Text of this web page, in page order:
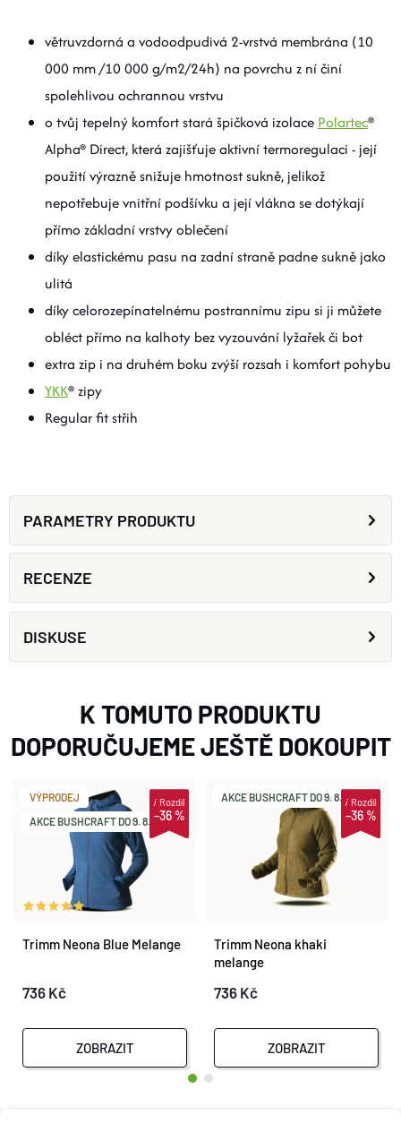
větruvzdorná a vodoodpudivá 2-vrstvá membrána (10
000 mm /10 000 g/m2/24h) na povrchu z ní činí
spolehlivou ochrannou vrstvu
o tvůj tepelný komfort stará špičková izolace Polartec®
Alpha® Direct, která zajišťuje aktivní termoregulaci - její
použití výrazně snižuje hmotnost sukně, jelikož
nepotřebujevnitřní podšívku a její vlákna se dotýkají
přímo základní vrstvy oblečení
díky elastickému pasu na zadní straně padne sukně jako
ulitá
díky celorozepínatelnému postrannímu zipu si ji můžete
obléct přímo na kalhoty bez vyzouvání lyžařek či bot
extra zip i na druhém boku zvýší rozsah i komfort pohybu
YKK® zipy
Regular fit střih
PARAMETRY PRODUKTU
RECENZE
DISKUSE
K TOMUTO PRODUKTU
DOPORUČUJEME JEŠTĚ DOKOUPIT
VÝPRODEJ
AKCE BUSHCRAFT DO 9. 8. –36 %
iRozdíl
Trimm Neona Blue Melange
736 Kč
ZOBRAZIT
AKCE BUSHCRAFT DO 9. 8.
–36 %
iRozdíl
Trimm Neona khaki
melange
736 Kč
ZOBRAZIT